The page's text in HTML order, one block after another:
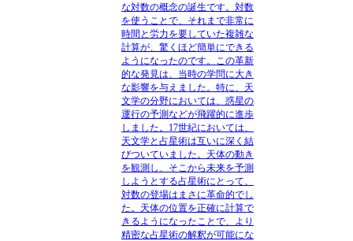
な対数の概念の誕生です。対数
を使うことで、それまで非常に
時間と労力を要していた複雑な
計算が、驚くほど簡単にできる
ようになったのです。この革新
的な発見は、当時の学問に大き
な影響を与えました。特に、天
文学の分野においては、惑星の
運行の予測などが飛躍的に進歩
しました。17世紀においては、
天文学と占星術は互いに深く結
びついていました。天体の動き
を観測し、そこから未来を予測
しようとする占星術にとって、
対数の登場はまさに革命的でし
た。天体の位置を正確に計算で
きるようになったことで、より
精密な占星術の解釈が可能にな